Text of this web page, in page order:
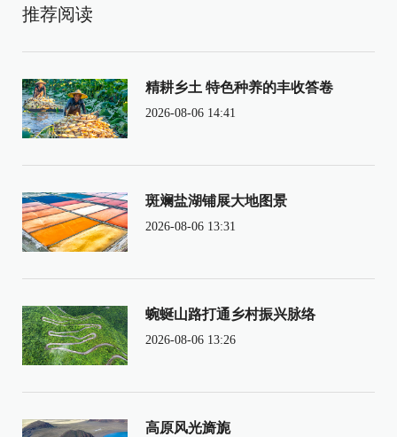
推荐阅读
精耕乡土 特色种养的丰收答卷
2026-08-06 14:41
斑斓盐湖铺展大地图景
2026-08-06 13:31
蜿蜒山路打通乡村振兴脉络
2026-08-06 13:26
高原风光旖旎